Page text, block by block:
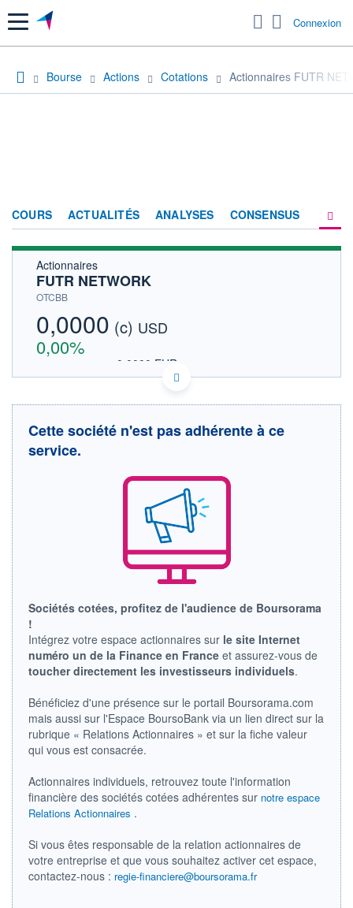
Menu Connexion
Bourse Actions Cotations Actionnaires FUTR
COURS ACTUALITÉS ANALYSES CONSENSUS
Actionnaires
FUTR NETWORK
OTCBB
0,0000 (c) USD
0,00%
0,0000 EUR
DONNÉES TEMPS DIFFÉRÉ
Cotation sur les autres places
0,0000
+ BAS
0,0000
CAPITAL ÉCHANGÉ
0,00%
CAPI.
BOURSIÈRE
24 MCAD
LIMITE À LA LIMITE À LA
RENDEMENT
ESTIMÉ 2026
-
PER ESTIMÉ
2026
-
DERNIER
ÉCHANGE
-
ÉLIGIBILITÉ
Boursobank
Cette société n'est pas adhérente à ce
service.
Sociétés cotées, profitez de l'audience de Boursorama
!
Intégrez votre espace actionnaires sur le site Internet
numéro un de la Finance en France et assurez-vous de
toucher directement les investisseurs individuels.
Bénéficiez d'une présence sur le portail Boursorama.com
mais aussi sur l'Espace BoursoBank via un lien direct sur la
rubrique « Relations Actionnaires » et sur la fiche valeur
qui vous est consacrée.
Actionnaires individuels, retrouvez toute l'information
financière des sociétés cotées adhérentes sur notre espace
Relations Actionnaires .
Si vous êtes responsable de la relation actionnaires de
votre entreprise et que vous souhaitez activer cet espace,
contactez-nous : regie-financiere@boursorama.fr